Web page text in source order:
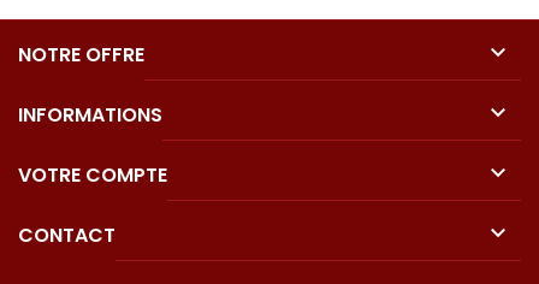
NOTRE OFFRE 
INFORMATIONS 
VOTRE COMPTE 
CONTACT 